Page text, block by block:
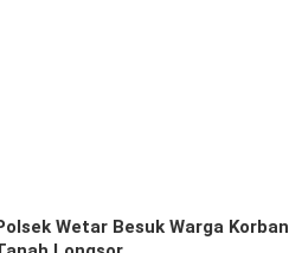
Wetar Besuk Warga Korban